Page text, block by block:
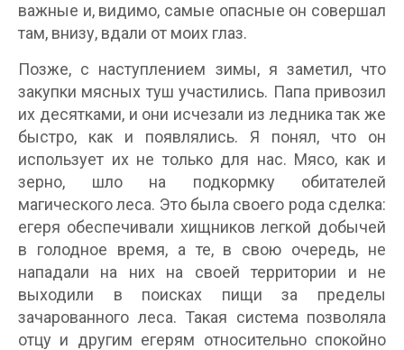
важные и, видимо, самые опасные он совершал
там, внизу, вдали от моих глаз.
Позже, с наступлением зимы, я заметил, что
закупки мясных туш участились. Папа привозил
их десятками, и они исчезали из ледника так же
быстро, как и появлялись. Я понял, что он
использует их не только для нас. Мясо, как и
зерно, шло на подкормку обитателей
магического леса. Это была своего рода сделка:
егеря обеспечивали хищников легкой добычей
в голодное время, а те, в свою очередь, не
нападали на них на своей территории и не
выходили в поисках пищи за пределы
зачарованного леса. Такая система позволяла
отцу и другим егерям относительно спокойно